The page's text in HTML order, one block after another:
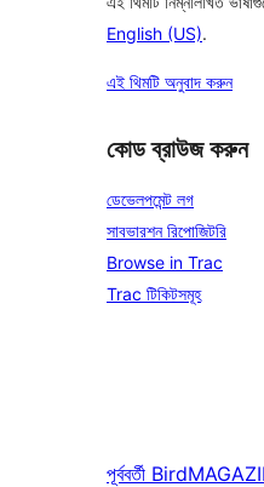
English (US).
এই থিমটি অনুবাদ করুন
কোড ব্রাউজ করুন
ডেভেলপমেন্ট লগ
সাবভারশন রিপোজিটরি
Browse in Trac
Trac টিকিটসমূহ
পূর্ববর্তী